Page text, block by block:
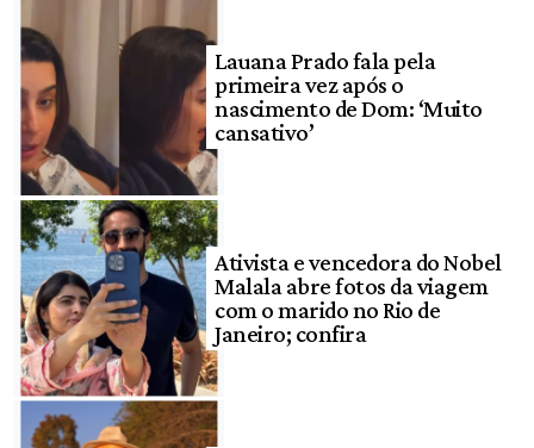
Lauana Prado fala pela
primeira vez após o
nascimento de Dom: ‘Muito
cansativo’
Ativista e vencedora do Nobel
Malala abre fotos da viagem
com o marido no Rio de
Janeiro; confira